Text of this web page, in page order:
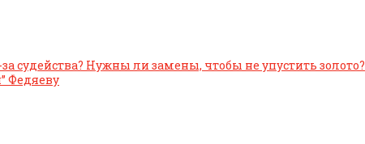
судейства? Нужны ли замены, чтобы не упустить золото?
Федяеву